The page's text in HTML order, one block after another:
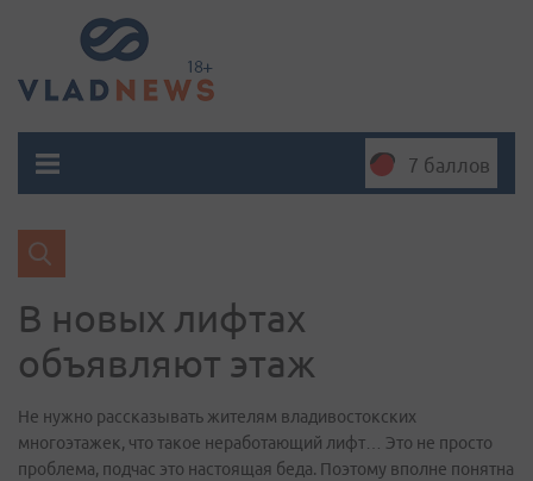
7 баллов
В новых лифтах
объявляют этаж
Не нужно рассказывать жителям владивостокских
многоэтажек, что такое неработающий лифт… Это не просто
проблема, подчас это настоящая беда. Поэтому вполне понятна